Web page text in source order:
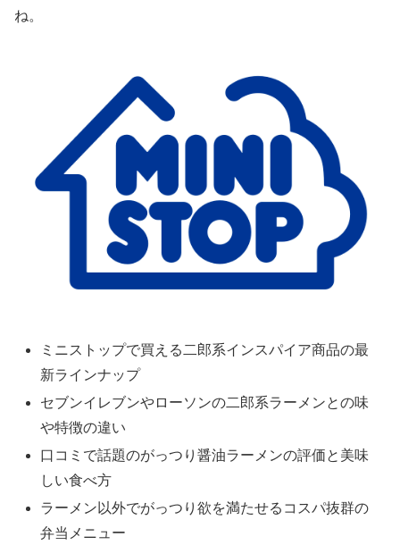
ね。
ミニストップで買える二郎系インスパイア商品の最
新ラインナップ
セブンイレブンやローソンの二郎系ラーメンとの味
や特徴の違い
口コミで話題のがっつり醤油ラーメンの評価と美味
しい食べ方
ラーメン以外でがっつり欲を満たせるコスパ抜群の
弁当メニュー